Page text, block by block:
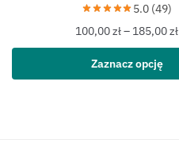
5.0 (49)
100,00zł– 185,00zł
Zaznacz opcję